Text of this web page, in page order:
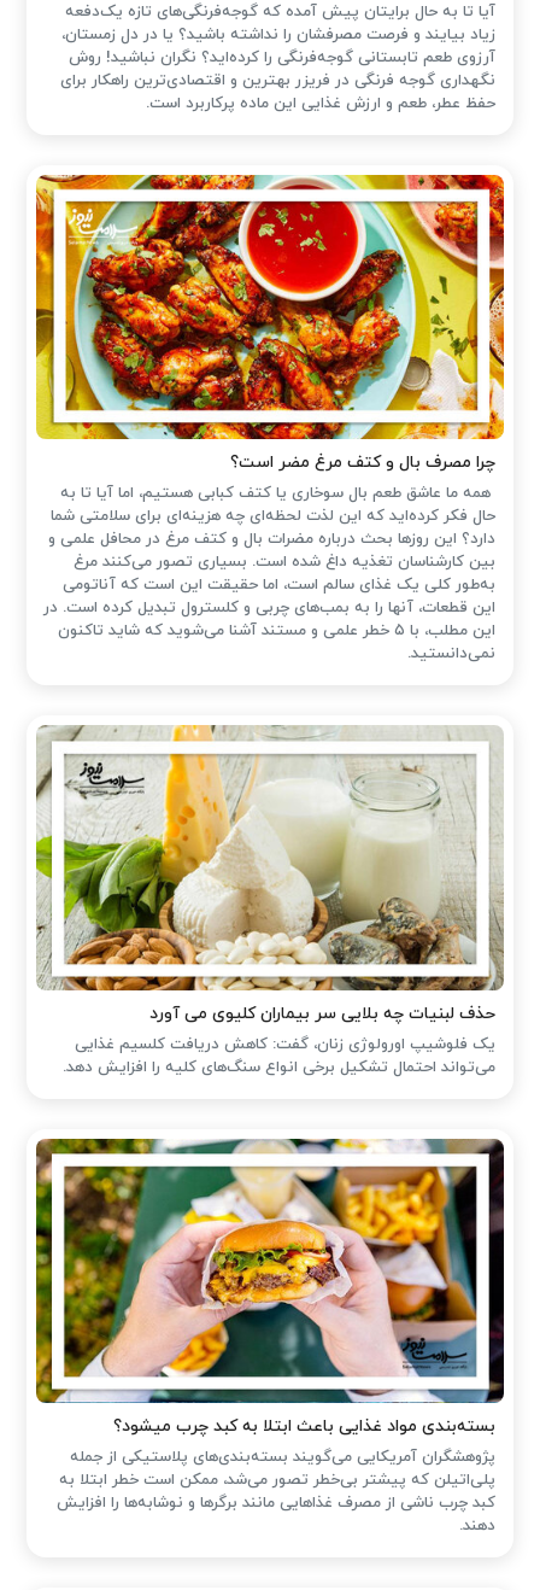
آیا تا به حال برایتان پیش آمده که گوجه‌فرنگی‌های تازه یک‌دفعه
زیاد بیایند و فرصت مصرفشان را نداشته باشید؟ یا در دل زمستان،
آرزوی طعم تابستانی گوجه‌فرنگی را کرده‌اید؟ نگران نباشید! روش
نگهداری گوجه فرنگی در فریزر بهترین و اقتصادی‌ترین راهکار برای
حفظ عطر، طعم و ارزش غذایی این ماده پرکاربرد است.
چرا مصرف بال و کتف مرغ مضر است؟
همه ما عاشق طعم بال سوخاری یا کتف کبابی هستیم، اما آیا تا به
حال فکر کرده‌اید که این لذت لحظه‌ای چه هزینه‌ای برای سلامتی شما
دارد؟ این روزها بحث درباره مضرات بال و کتف مرغ در محافل علمی و
بین کارشناسان تغذیه داغ شده است. بسیاری تصور می‌کنند مرغ
به‌طور کلی یک غذای سالم است، اما حقیقت این است که آناتومی
این قطعات، آنها را به بمب‌های چربی و کلسترول تبدیل کرده است. در
این مطلب، با ۵ خطر علمی و مستند آشنا می‌شوید که شاید تاکنون
نمی‌دانستید.
حذف لبنیات چه بلایی سر بیماران کلیوی می آورد
یک فلوشیپ اورولوژی زنان، گفت: کاهش دریافت کلسیم غذایی
می‌تواند احتمال تشکیل برخی انواع سنگ‌های کلیه را افزایش دهد.
بسته‌بندی مواد غذایی باعث ابتلا به کبد چرب میشود؟
پژوهشگران آمریکایی می‌گویند بسته‌بندی‌های پلاستیکی از جمله
پلی‌اتیلن که پیشتر بی‌خطر تصور می‌شد، ممکن است خطر ابتلا به
کبد چرب ناشی از مصرف غذاهایی مانند برگرها و نوشابه‌ها را افزایش
دهند.